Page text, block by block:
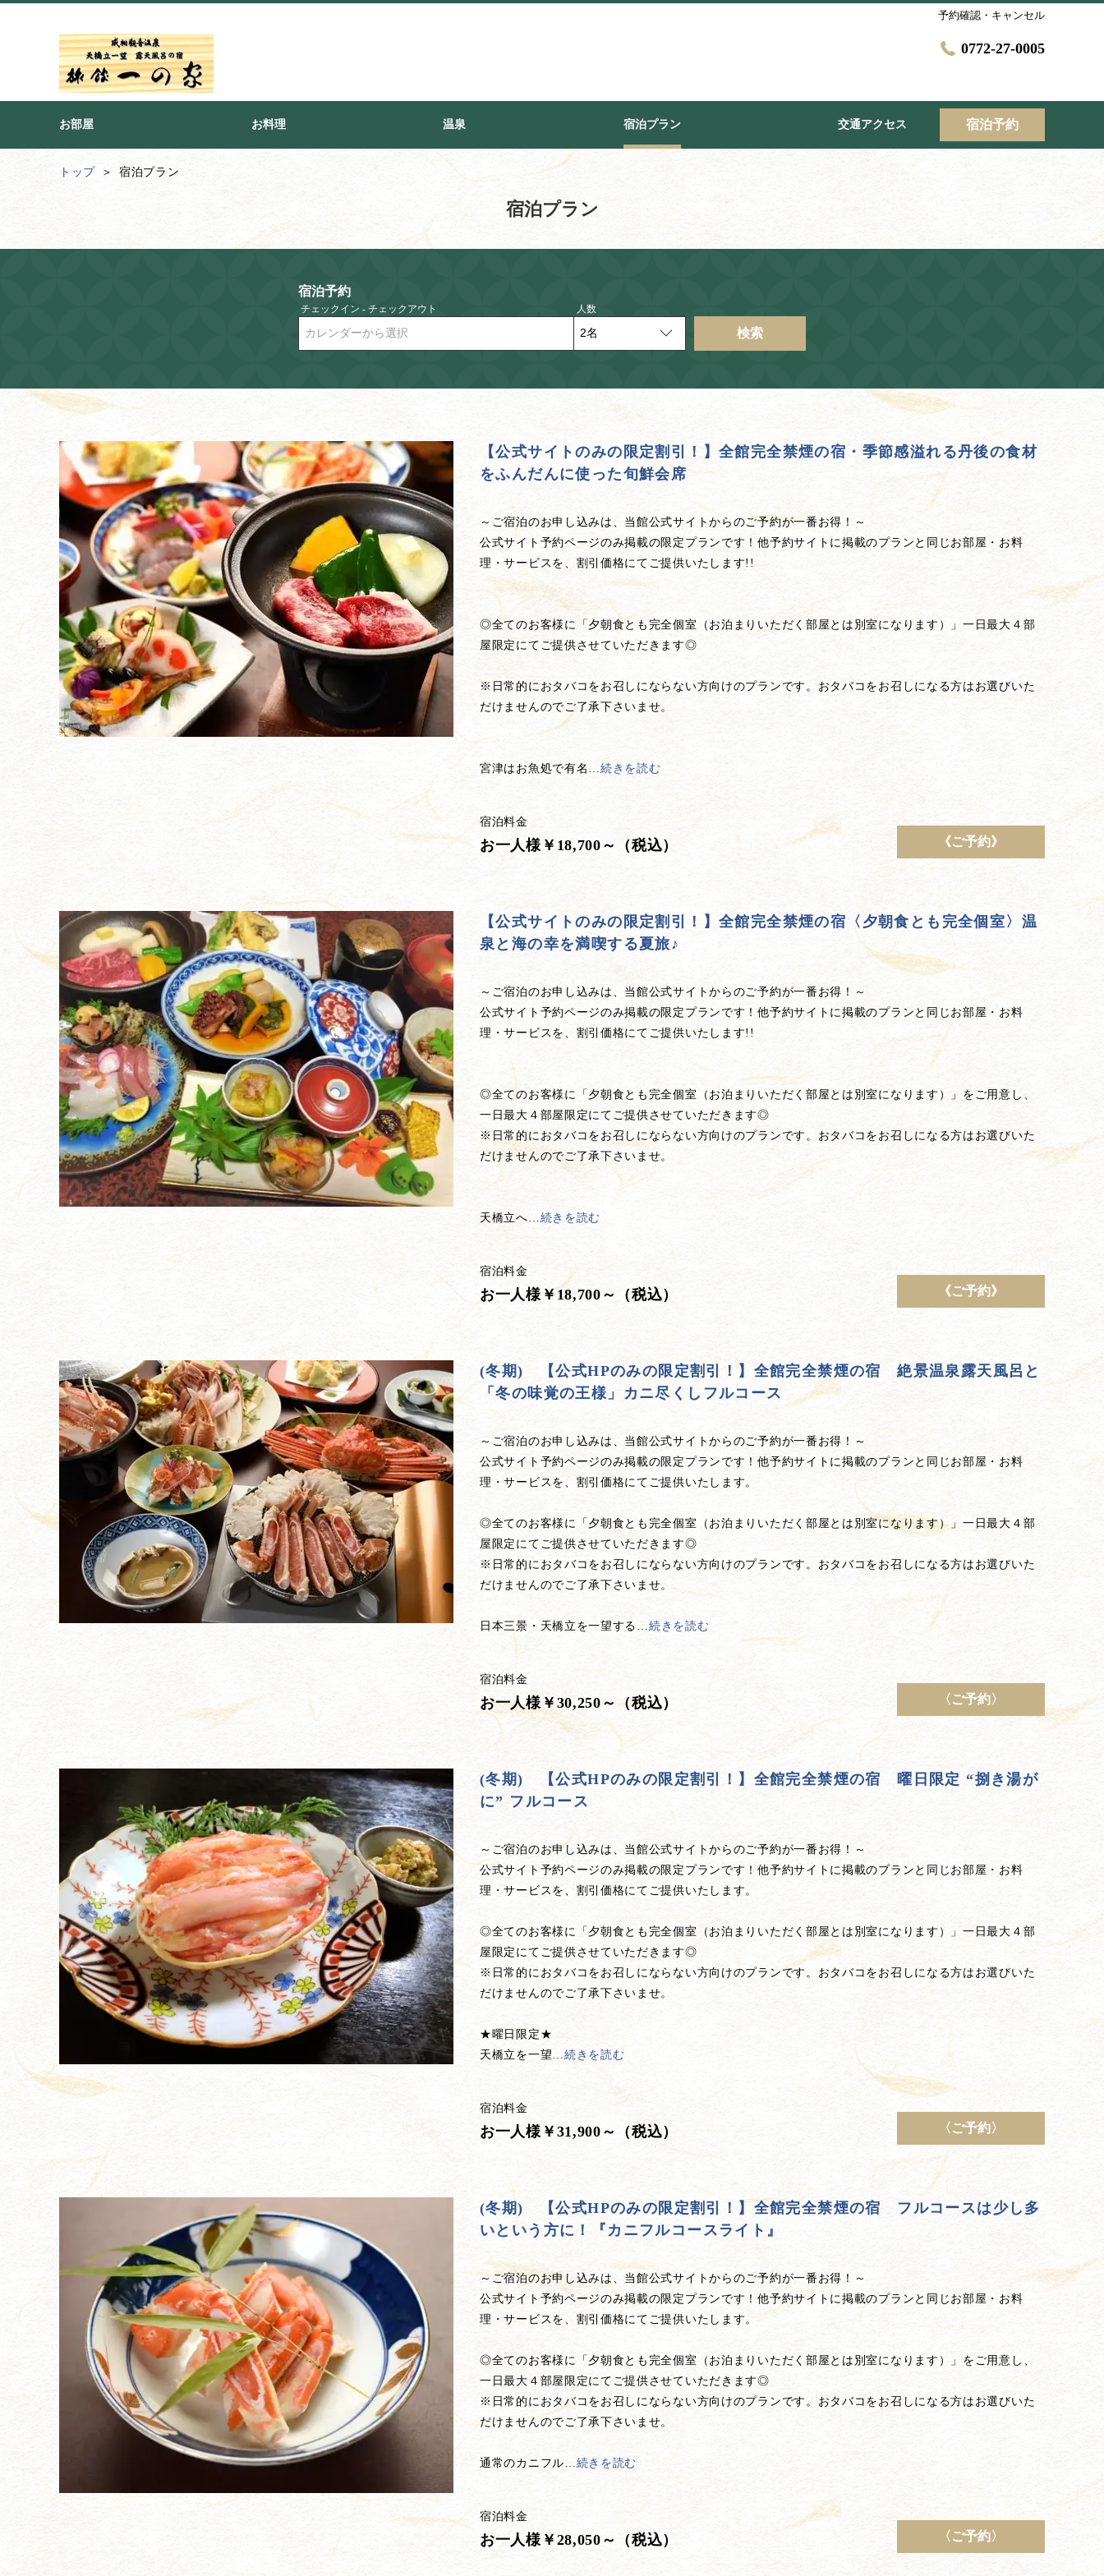
予約確認・キャンセル
0772-27-0005
お部屋 お料理 温泉 宿泊プラン 交通アクセス 宿泊予約
トップ 宿泊プラン
宿泊プラン
宿泊予約
チェックイン - チェックアウト
カレンダーから選択
人数
検索
【公式サイトのみの限定割引！】全館完全禁煙の宿・季節感溢れる丹後の食材
をふんだんに使った旬鮮会席
～ご宿泊のお申し込みは、当館公式サイトからのご予約が一番お得！～
公式サイト予約ページのみ掲載の限定プランです！他予約サイトに掲載のプランと同じお部屋・お料
理・サービスを、割引価格にてご提供いたします!!
◎全てのお客様に「夕朝食とも完全個室（お泊まりいただく部屋とは別室になります）」一日最大４部
屋限定にてご提供させていただきます◎
※日常的におタバコをお召しにならない方向けのプランです。おタバコをお召しになる方はお選びいた
だけませんのでご了承下さいませ。
宮津はお魚処で有名 …続きを読む
宿泊料金
お一人様￥18,700～（税込） 《ご予約》
【公式サイトのみの限定割引！】全館完全禁煙の宿〈夕朝食とも完全個室〉温
泉と海の幸を満喫する夏旅♪
～ご宿泊のお申し込みは、当館公式サイトからのご予約が一番お得！～
公式サイト予約ページのみ掲載の限定プランです！他予約サイトに掲載のプランと同じお部屋・お料
理・サービスを、割引価格にてご提供いたします!!
◎全てのお客様に「夕朝食とも完全個室（お泊まりいただく部屋とは別室になります）」をご用意し、
一日最大４部屋限定にてご提供させていただきます◎
※日常的におタバコをお召しにならない方向けのプランです。おタバコをお召しになる方はお選びいた
だけませんのでご了承下さいませ。
天橋立へ…続きを読む
宿泊料金
お一人様￥18,700～（税込） 《ご予約》
(冬期) 【公式HPのみの限定割引！】全館完全禁煙の宿 絶景温泉露天風呂と
「冬の味覚の王様」カニ尽くしフルコース
～ご宿泊のお申し込みは、当館公式サイトからのご予約が一番お得！～
公式サイト予約ページのみ掲載の限定プランです！他予約サイトに掲載のプランと同じお部屋・お料
理・サービスを、割引価格にてご提供いたします。
◎全てのお客様に「夕朝食とも完全個室（お泊まりいただく部屋とは別室になります）」一日最大４部
屋限定にてご提供させていただきます◎
※日常的におタバコをお召しにならない方向けのプランです。おタバコをお召しになる方はお選びいた
だけませんのでご了承下さいませ。
日本三景・天橋立を一望する …続きを読む
宿泊料金
お一人様￥30,250～（税込） 〈ご予約〉
(冬期) 【公式HPのみの限定割引！】全館完全禁煙の宿 曜日限定 “捌き湯が
に” フルコース
～ご宿泊のお申し込みは、当館公式サイトからのご予約が一番お得！～
公式サイト予約ページのみ掲載の限定プランです！他予約サイトに掲載のプランと同じお部屋・お料
理・サービスを、割引価格にてご提供いたします。
◎全てのお客様に「夕朝食とも完全個室（お泊まりいただく部屋とは別室になります）」一日最大４部
屋限定にてご提供させていただきます◎
※日常的におタバコをお召しにならない方向けのプランです。おタバコをお召しになる方はお選びいた
だけませんのでご了承下さいませ。
★曜日限定★
天橋立を一望…続きを読む
宿泊料金
お一人様￥31,900～（税込） 〈ご予約〉
(冬期) 【公式HPのみの限定割引！】全館完全禁煙の宿 フルコースは少し多
いという方に！『カニフルコースライト』
～ご宿泊のお申し込みは、当館公式サイトからのご予約が一番お得！～
公式サイト予約ページのみ掲載の限定プランです！他予約サイトに掲載のプランと同じお部屋・お料
理・サービスを、割引価格にてご提供いたします。
◎全てのお客様に「夕朝食とも完全個室（お泊まりいただく部屋とは別室になります）」をご用意し、
一日最大４部屋限定にてご提供させていただきます◎
※日常的におタバコをお召しにならない方向けのプランです。おタバコをお召しになる方はお選びいた
だけませんのでご了承下さいませ。
通常のカニフル…続きを読む
宿泊料金
お一人様￥28,050～（税込） 〈ご予約〉